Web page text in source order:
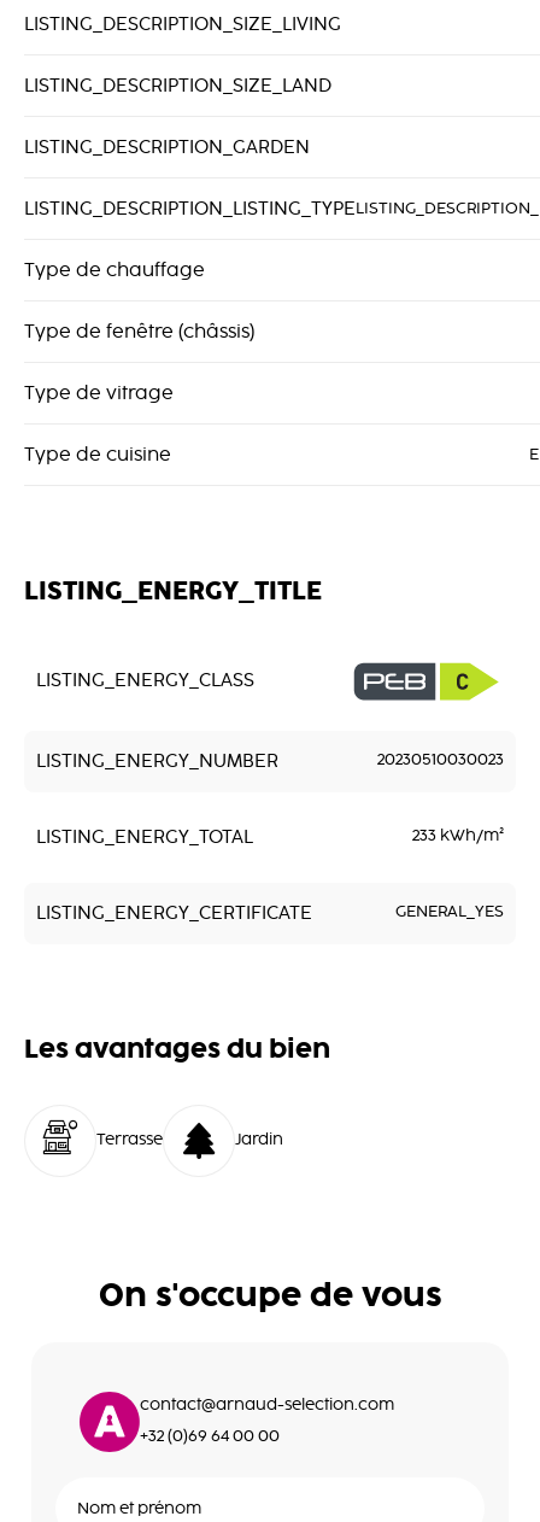
LISTING_DESCRIPTION_SIZE_LIVING
LISTING_DESCRIPTION_SIZE_LAND
LISTING_DESCRIPTION_GARDEN
LISTING_DESCRIPTION_LISTING_TYPE
Type de chauffage
Type de fenêtre (châssis)
Type de vitrage
Type de cuisine
LISTING_ENERGY_TITLE
LISTING_ENERGY_CLASS
LISTING_ENERGY_NUMBER 20230510030023
LISTING_ENERGY_TOTAL 233 kWh/m²
LISTING_ENERGY_CERTIFICATE GENERAL_YES
Les avantages du bien
Terrasse Jardin
On s'occupe de vous
contact@arnaud-selection.com
+32 (0)69 64 00 00